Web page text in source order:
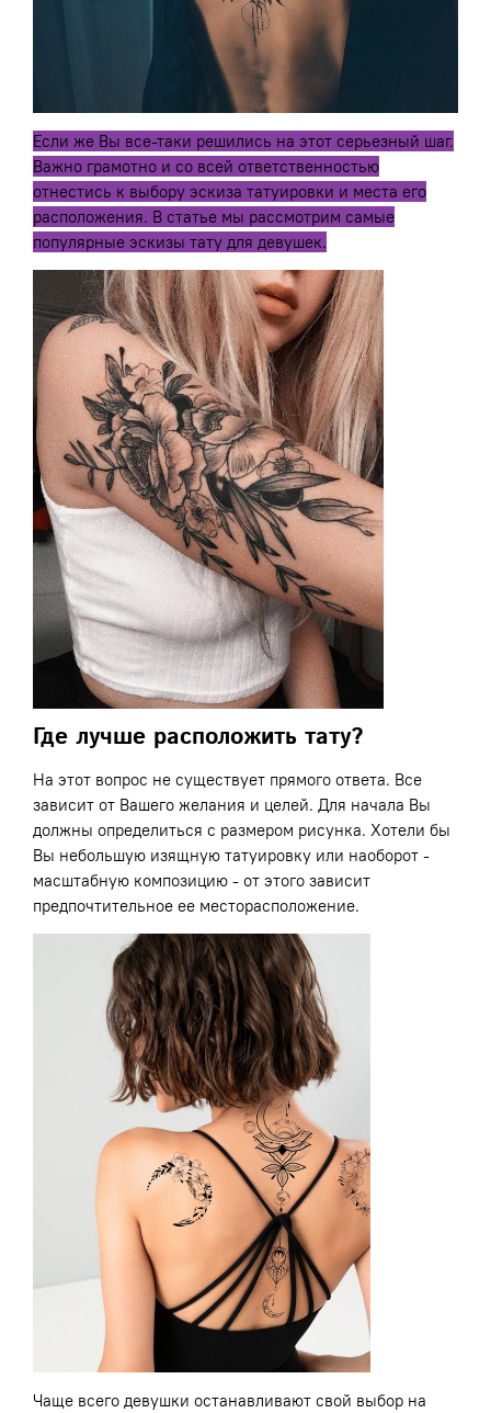
Если же Вы все-таки решились на этот серьезный шаг.
Важно грамотно и со всей ответственностью
отнестись к выбору эскиза татуировки и места его
расположения. В статье мы рассмотрим самые
популярные эскизы тату для девушек.
Где лучше расположить тату?
На этот вопрос не существует прямого ответа. Все
зависит от Вашего желания и целей. Для начала Вы
должны определиться с размером рисунка. Хотели бы
Вы небольшую изящную татуировку или наоборот -
масштабную композицию - от этого зависит
предпочтительное ее месторасположение.
Чаще всего девушки останавливают свой выбор на